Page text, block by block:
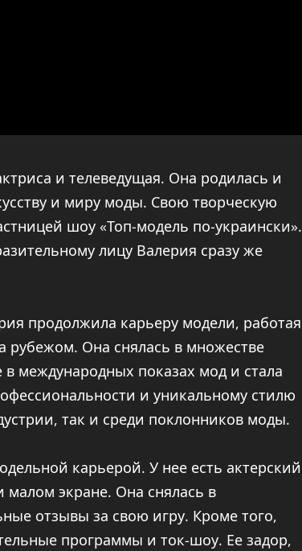
и телеведущая. Она родилась и
и миру моды. Свою творческую
шоу «Топ-модель по-украински».
лицу Валерия сразу же
продолжила карьеру модели, работая
рубежом. Она снялась в множестве
международных показах мод и стала
и уникальному стилю
так и среди поклонников моды.
карьерой. У нее есть актерский
экране. Она снялась в
отзывы за свою игру. Кроме того,
программы и ток-шоу. Ее задор,